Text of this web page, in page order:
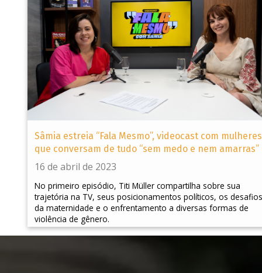
Sâmia estreia “Fala Mesmo”, videocast com mulheres
que conversam de tudo “sem medo e nem amarras”
16 de abril de 2023
No primeiro episódio, Titi Müller compartilha sobre sua
trajetória na TV, seus posicionamentos políticos, os desafios
da maternidade e o enfrentamento a diversas formas de
violência de gênero.